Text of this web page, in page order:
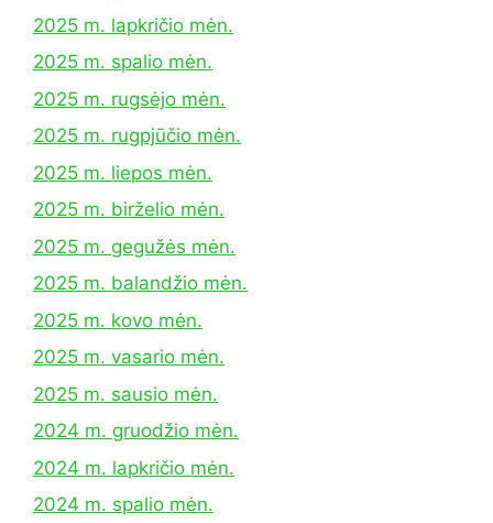
2025 m. lapkričio mėn.
2025 m. spalio mėn.
2025 m. rugsėjo mėn.
2025 m. rugpjūčio mėn.
2025 m. liepos mėn.
2025 m. birželio mėn.
2025 m. gegužės mėn.
2025 m. balandžio mėn.
2025 m. kovo mėn.
2025 m. vasario mėn.
2025 m. sausio mėn.
2024 m. gruodžio mėn.
2024 m. lapkričio mėn.
2024 m. spalio mėn.